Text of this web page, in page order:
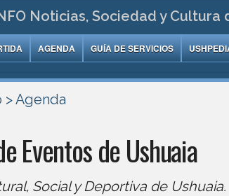
Noticias, Sociedad y Cultura
AGENDA GUÍA DE SERVICIOS
> Agenda
Eventos de Ushuaia
Social y Deportiva de Ushuaia.